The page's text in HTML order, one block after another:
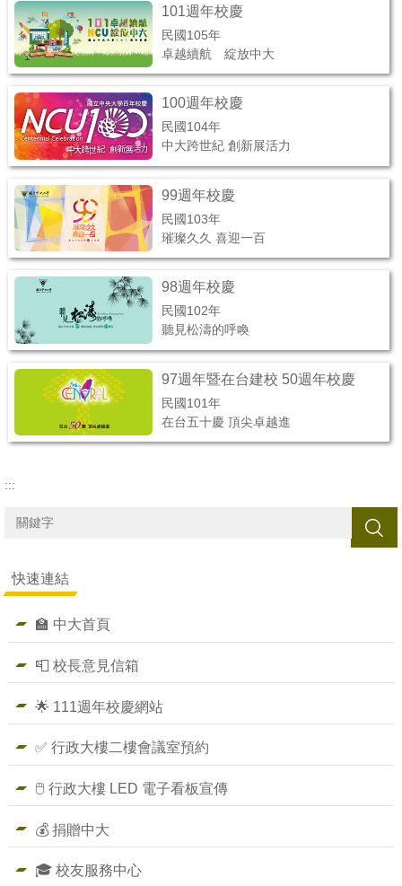
101週年校慶
民國105年
卓越續航 綻放中大
100週年校慶
民國104年
中大跨世紀 創新展活力
99週年校慶
民國103年
璀璨久久 喜迎一百
98週年校慶
民國102年
聽見松濤的呼喚
97週年暨在台建校 50週年校慶
民國101年
在台五十慶 頂尖卓越進
:::
搜尋
快速連結
🏫 中大首頁
📮 校長意見信箱
🌟 111週年校慶網站
✅ 行政大樓二樓會議室預約
🖱️ 行政大樓 LED 電子看板宣傳
💰 捐贈中大
🎓 校友服務中心